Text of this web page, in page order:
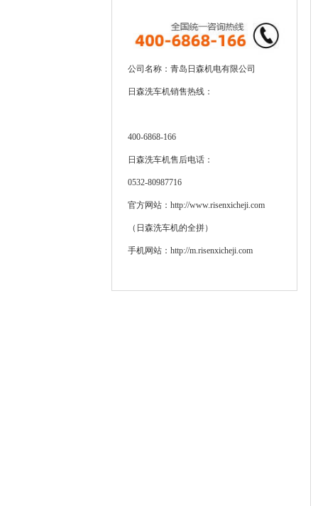
公司名称：青岛日森机电有限公司
日森洗车机销售热线：
400-6868-166
日森洗车机售后电话：
0532-80987716
官方网站：http://www.risenxicheji.com
（日森洗车机的全拼）
手机网站：http://m.risenxicheji.com